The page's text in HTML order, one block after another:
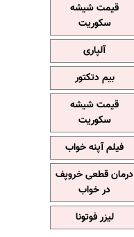
قیمت شیشه
سکوریت
آلپاری
بیم دتکتور
قیمت شیشه
سکوریت
فیلم آپنه خواب
درمان قطعی خروپف
در خواب
لیزر فوتونا